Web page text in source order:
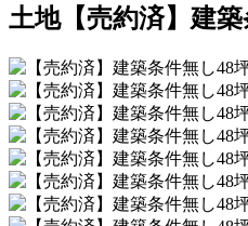
土地【売約済】建築